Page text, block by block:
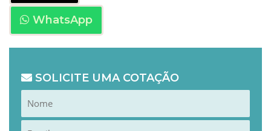
WhatsApp
SOLICITE UMA COTAÇÃO